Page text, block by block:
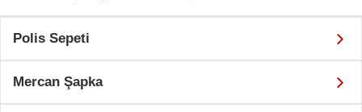
Polis Sepeti
Mercan Şapka